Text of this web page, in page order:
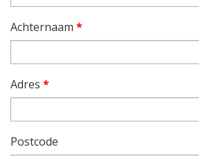
Achternaam *
Adres *
Postcode